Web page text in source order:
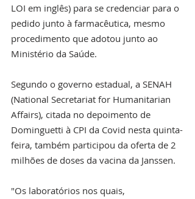
LOI em inglês) para se credenciar para o
pedido junto à farmacêutica, mesmo
procedimento que adotou junto ao
Ministério da Saúde.
Segundo o governo estadual, a SENAH
(National Secretariat for Humanitarian
Affairs), citada no depoimento de
Dominguetti à CPI da Covid nesta quinta-
feira, também participou da oferta de 2
milhões de doses da vacina da Janssen.
"Os laboratórios nos quais,